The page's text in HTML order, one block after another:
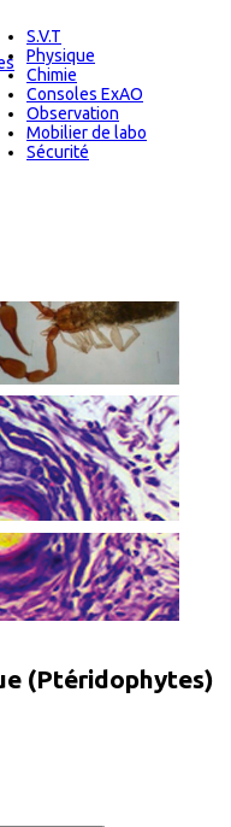
S.V.T
Physique
Chimie
Consoles ExAO
Observation
Mobilier de labo
Sécurité
(Ptéridophytes)